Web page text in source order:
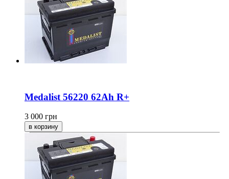
Medalist 56220 62Ah R+
3 000 грн